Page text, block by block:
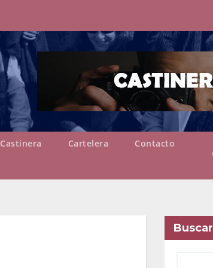
Castinera Cartelera Contacto
Buscar